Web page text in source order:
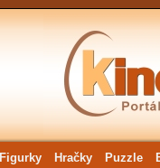
Figurky Hračky Puzzle